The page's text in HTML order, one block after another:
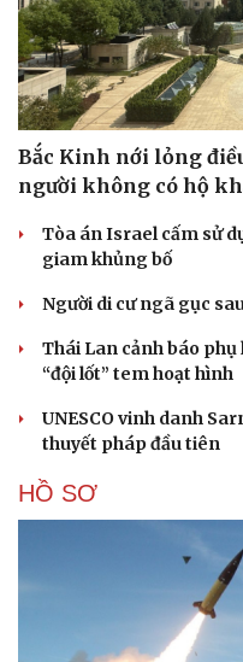
Cải chính
Bắc Kinh nới lỏng
người không có hộ
Tòa án Israel cấm sử
giam khủng bố
Người di cư ngã gục
Thái Lan cảnh báo phụ
“đội lốt” tem hoạt hình
UNESCO vinh danh
thuyết pháp đầu tiên
HỒ SƠ